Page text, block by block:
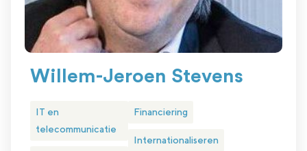
Willem-Jeroen Stevens
IT en
telecommunicatie
Financiering
Internationaliseren